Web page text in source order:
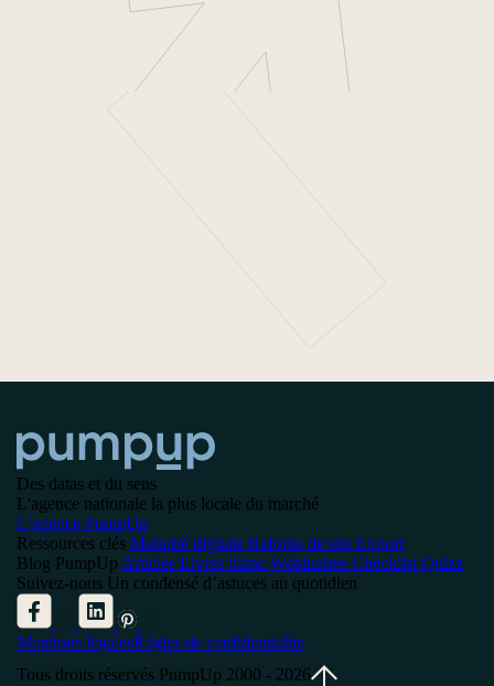
Des datas et du sens
L'agence nationale la plus locale du marché
L’agence PumpUp
Ressources clés Maturité digitale Refonte de site Export
Blog PumpUp Articles Livres blanc Webinaires Checklist Quizz
Suivez-nous Un condensé d’astuces au quotidien
Mentions légalesRègles de confidentialite
Tous droits réservés PumpUp 2000 - 2026